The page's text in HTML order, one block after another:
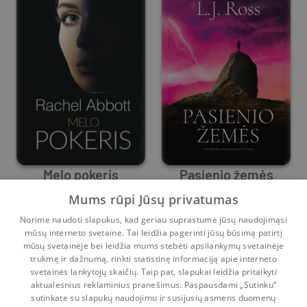
Melo pokeris
Prieš 8 d.
Pasienio žemės
Prieš8 d.
1 2 3 ... 22
Mums rūpi Jūsų privatumas
Norime naudoti slapukus, kad geriau suprastume jūsų naudojimąsi
mūsų interneto svetaine. Tai leidžia pagerinti jūsų būsimą patirtį
mūsų svetainėje bei leidžia mums stebėti apsilankymų svetainėje
trukmę ir dažnumą, rinkti statistinę informaciją apie interneto
svetainės lankytojų skaičių. Taip pat, slapukai leidžia pritaikyti
aktualesnius reklaminius pranešimus. Paspausdami „Sutinku“
sutinkate su slapukų naudojimu ir susijusių asmens duomenų